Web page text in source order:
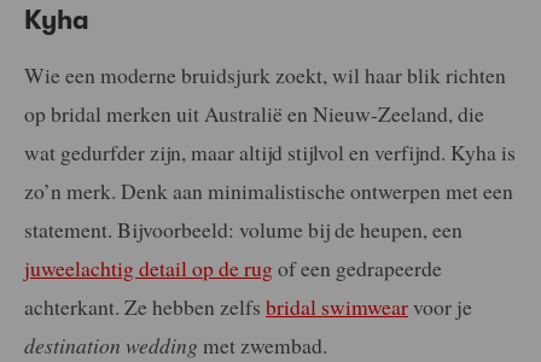
Kyha
Wie een moderne bruidsjurk zoekt, wil haar blik richten
op bridal merken uit Australië en Nieuw-Zeeland, die
wat gedurfder zijn, maar altijd stijlvol en verfijnd. Kyha is
zo’n merk. Denk aan minimalistische ontwerpen met een
statement. Bijvoorbeeld: volume bij de heupen, een
juweelachtig detail op de rugof een gedrapeerde
achterkant. Ze hebben zelfs bridal swimwearvoor je
destination wedding met zwembad.